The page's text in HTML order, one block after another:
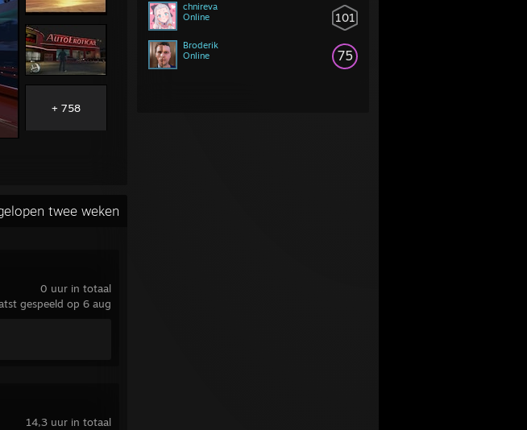
101
chnireva
Online
75
Broderik
Online
+ 758
twee weken
0 uur in totaal
gespeeld op 6 aug
14,3 uur in totaal